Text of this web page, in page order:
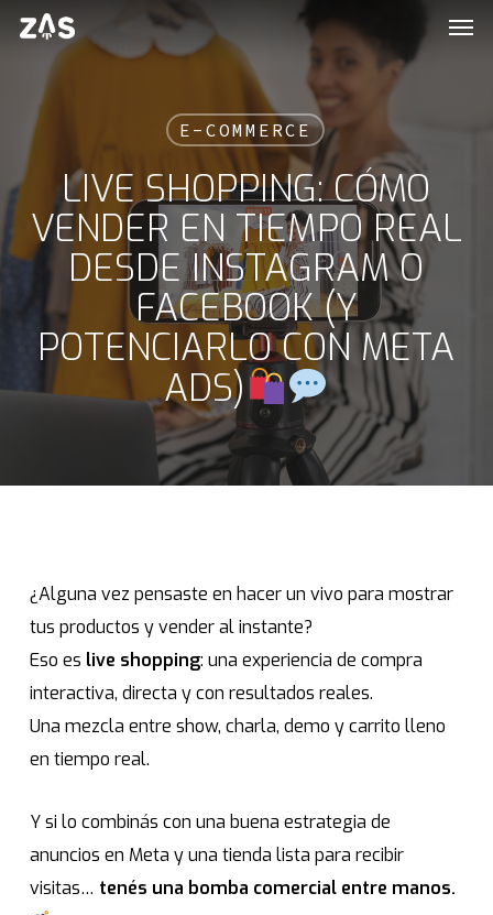
Skip
content
E-COMMERCE
LIVE SHOPPING: CÓMO
VENDER EN TIEMPO REAL
DESDE INSTAGRAM O
FACEBOOK (Y
POTENCIARLO CON META
ADS)
¿Alguna vez pensaste en hacer un vivo para mostrar
tus productos y vender al instante?
Eso es live shopping: una experiencia de compra
interactiva, directa y con resultados reales.
Una mezcla entre show, charla, demo y carrito lleno
en tiempo real.
Y si lo combinás con una buena estrategia de
anuncios en Meta y una tienda lista para recibir
visitas… tenés una bomba comercial entre manos.